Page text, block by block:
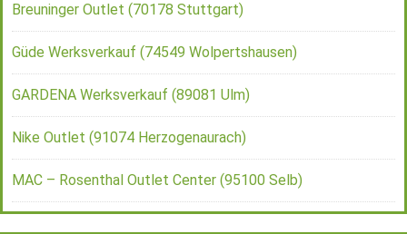
Breuninger Outlet (70178 Stuttgart)
Güde Werksverkauf (74549 Wolpertshausen)
GARDENA Werksverkauf (89081 Ulm)
Nike Outlet (91074 Herzogenaurach)
MAC – Rosenthal Outlet Center (95100 Selb)